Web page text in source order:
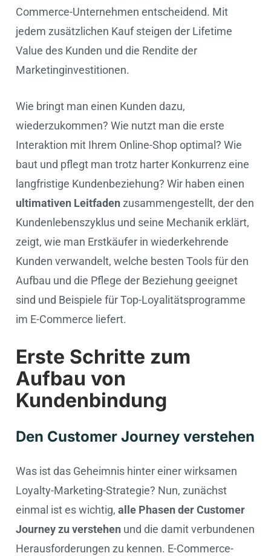
Commerce-Unternehmen entscheidend. Mit
jedem zusätzlichen Kauf steigen der Lifetime
Value des Kunden und die Rendite der
Marketinginvestitionen.
Wie bringt man einen Kunden dazu,
wiederzukommen? Wie nutzt man die erste
Interaktion mit Ihrem Online-Shop optimal? Wie
baut und pflegt man trotz harter Konkurrenz eine
langfristige Kundenbeziehung? Wir haben einen
ultimativen Leitfadenzusammengestellt, der den
Kundenlebenszyklus und seine Mechanik erklärt,
zeigt, wie man Erstkäufer in wiederkehrende
Kunden verwandelt, welche besten Tools für den
Aufbau und die Pflege der Beziehung geeignet
sind und Beispiele für Top-Loyalitätsprogramme
im E-Commerce liefert.
Erste Schritte zum
Aufbau von
Kundenbindung
Den Customer Journey verstehen
Was ist das Geheimnis hinter einer wirksamen
Loyalty-Marketing-Strategie? Nun, zunächst
einmal ist es wichtig, alle Phasen der Customer
Journey zu verstehen und die damit verbundenen
Herausforderungen zu kennen. E-Commerce-